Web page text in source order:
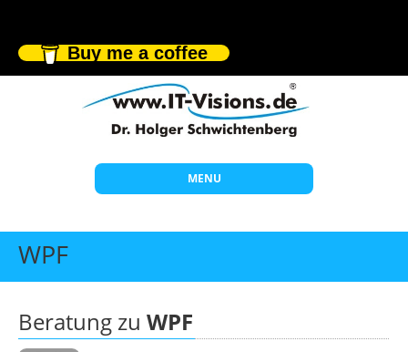
Buy me a coffee
MENU
Start
Individuelle Schulungen
WPF
Beratung zu WPF